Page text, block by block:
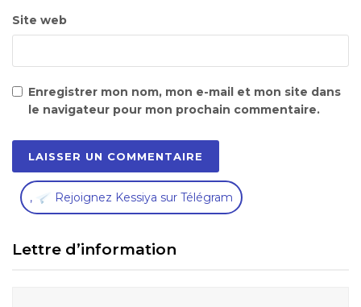
Site web
Enregistrer mon nom, mon e-mail et mon site dans
le navigateur pour mon prochain commentaire.
, Rejoignez Kessiya sur Télégram
Lettre d’information